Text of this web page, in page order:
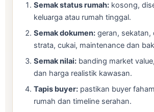
Semak status rumah: kosong,
keluarga atau rumah tinggal.
Semak dokumen: geran, sekatan,
strata, cukai, maintenance dan
Semak nilai: banding market
dan harga realistik kawasan.
Tapis buyer: pastikan buyer
rumah dan timeline serahan.